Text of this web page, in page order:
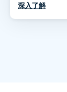
深入了解